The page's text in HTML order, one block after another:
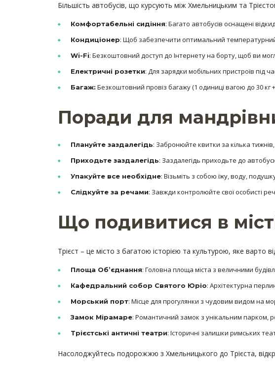
Більшість автобусів, що курсують між Хмельницьким та
Комфортабельні сидіння: Багато автобусів оснащені
Кондиціонер: Щоб забезпечити оптимальний
Wi-Fi: Безкоштовний доступ до Інтернету на борту, щоб ви
Електричні розетки: Для зарядки мобільних пристроїв під
Багаж: Безкоштовний провіз багажу (1 одиниці вагою до 30 кг
Поради для
Плануйте заздалегідь: Забронюйте квитки за кілька
Приходьте заздалегідь: Заздалегідь приходьте до
Упакуйте все необхідне: Візьміть з собою їжу, воду,
Слідкуйте за речами: Завжди контролюйте свої особисті
Що подивитися в
Трієст – це місто з багатою історією та культурою, яке варто
Площа Об’єднання: Головна площа міста з величними
Кафедральний собор Святого Юріо: Архітектурна
Морський порт: Місце для прогулянки з чудовим видом на
Замок Мірамаре: Романтичний замок з унікальним парком,
Трієстські античні театри: Історичні залишки римських
Насолоджуйтесь подорожжю з Хмельницького до Трієста,